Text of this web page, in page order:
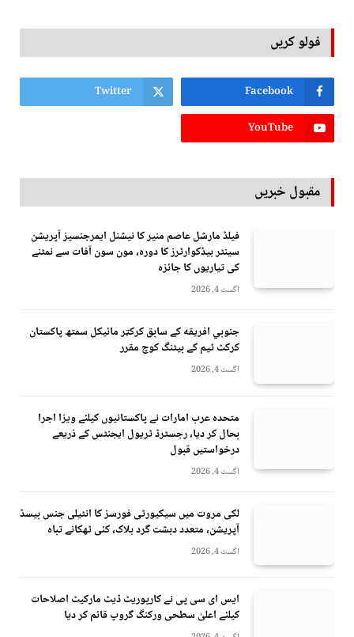
فولو کریں
Facebook
Twitter
YouTube
مقبول خبریں
فیلڈ مارشل عاصم منیر کا نیشنل ایمرجنسیز آپریشن
سینٹر ہیڈکوارٹرز کا دورہ، مون سون آفات سے نمٹنے
کی تیاریوں کا جائزہ
اگست 4, 2026
جنوبي افريقه کے سابق کرکټر مائیکل سمتھ پاکستان
کرکٹ ٹیم کے بیٹنگ کوچ مقرر
اگست 4, 2026
متحدہ عرب امارات نے پاکستانیوں کیلئے ویزا اجرا
بحال کر دیا، رجسٹرڈ ٹریول ایجنٹس کے ذریعے
درخواستیں قبول
اگست 4, 2026
لکی مروت میں سیکیورٹی فورسز کا انٹیلی جنس بیسڈ
آپریشن، متعدد دہشت گرد ہلاک، کئی ٹھکانے تباہ
اگست 4, 2026
ایس ای سی پی نے کارپوریٹ ڈیٹ مارکیٹ اصلاحات
کیلئے اعلیٰ سطحی ورکنگ گروپ قائم کر دیا